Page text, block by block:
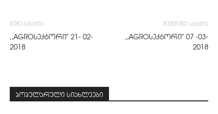
წინა სტატია
,,AGROსექტორი” 21- 02-
2018
შემდეგი სტატია
,,AGROსექტორი” 07 -03-
2018
პოპულარული სიახლეები